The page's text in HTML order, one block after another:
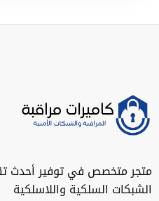
متجر متخصص في توفير أحدث
الشبكات السلكية واللاسلكية